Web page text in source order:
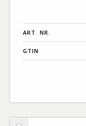
ART. NR.
GTIN